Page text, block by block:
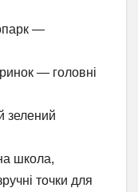
—
— головні
зелений
школа,
точки для